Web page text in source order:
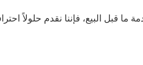
ما قبل البيع، فإننا نقدم حلولاً